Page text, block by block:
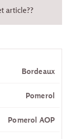
article??
Bordeaux
Pomerol
Pomerol AOP